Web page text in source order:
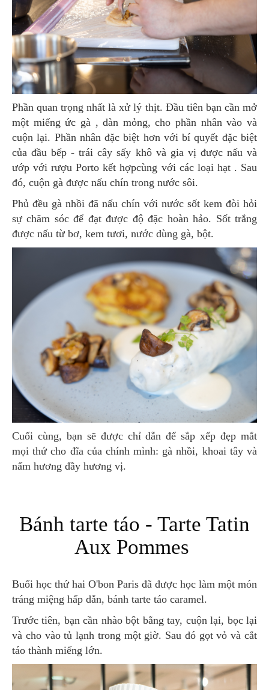
Phần quan trọng nhất là xử lý thịt. Đầu tiên bạn cần mở
một miếng ức gà , dàn mỏng, cho phần nhân vào và
cuộn lại. Phần nhân đặc biệt hơn với bí quyết đặc biệt
của đầu bếp - trái cây sấy khô và gia vị được nấu và
ướp với rượu Porto kết hợpcùng với các loại hạt . Sau
đó, cuộn gà được nấu chín trong nước sôi.
Phủ đều gà nhồi đã nấu chín với nước sốt kem đòi hỏi
sự chăm sóc để đạt được độ đặc hoàn hảo. Sốt trắng
được nấu từ bơ, kem tươi, nước dùng gà, bột.
Cuối cùng, bạn sẽ được chỉ dẫn để sắp xếp đẹp mắt
mọi thứ cho đĩa của chính mình: gà nhồi, khoai tây và
nấm hương đầy hương vị.
Bánh tarte táo - Tarte Tatin
Aux Pommes
Buổi học thứ hai O'bon Paris đã được học làm một món
tráng miệng hấp dẫn, bánh tarte táo caramel.
Trước tiên, bạn cần nhào bột bằng tay, cuộn lại, bọc lại
và cho vào tủ lạnh trong một giờ. Sau đó gọt vỏ và cắt
táo thành miếng lớn.